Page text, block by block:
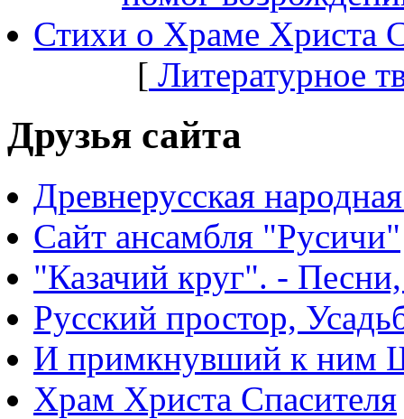
Стихи о Храме Христа
[ Литературное
Друзья сайта
Древнерусская
Сайт ансамбля "Русичи"
"Казачий круг". -
Русский простор,
И примкнувший к ним
Храм Христа Спасителя